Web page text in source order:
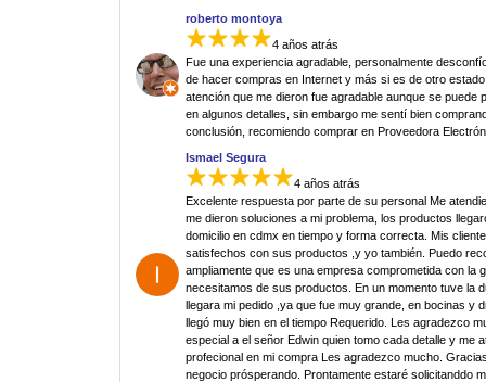
roberto montoya
4 años atrás
Fue una experiencia agradable, personalmente
de hacer compras en Internet y más si es de otro
atención que me dieron fue agradable aunque se puede
en algunos detalles, sin embargo me sentí bien
conclusión, recomiendo comprar en Proveedora
Ismael Segura
4 años atrás
Excelente respuesta por parte de su personal Me
me dieron soluciones a mi problema, los productos
domicilio en cdmx en tiempo y forma correcta. Mis
satisfechos con sus productos ,y yo también. Puedo
ampliamente que es una empresa comprometida con la
necesitamos de sus productos. En un momento tuve la
llegara mi pedido ,ya que fue muy grande, en bocinas y
llegó muy bien en el tiempo Requerido. Les agradezco
especial a el señor Edwin quien tomo cada detalle y me
profecional en mi compra Les agradezco mucho.
negocio prósperando. Prontamente estaré solicitanddo